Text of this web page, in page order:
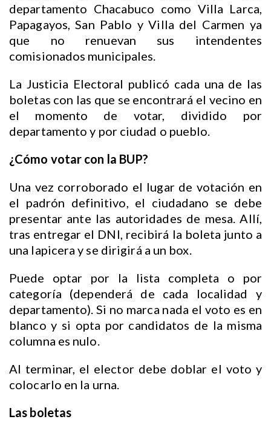
departamento Chacabuco como Villa Larca,
Papagayos, San Pablo y Villa del Carmen ya
que no renuevan sus intendentes
comisionados municipales.
La Justicia Electoral publicó cada una de las
boletas con las que se encontrará el vecino en
el momento de votar, dividido por
departamento y por ciudad o pueblo.
¿Cómo votar con la BUP?
Una vez corroborado el lugar de votación en
el padrón definitivo, el ciudadano se debe
presentar ante las autoridades de mesa. Allí,
tras entregar el DNI, recibirá la boleta junto a
una lapicera y se dirigirá a un box.
Puede optar por la lista completa o por
categoría (dependerá de cada localidad y
departamento). Si no marca nada el voto es en
blanco y si opta por candidatos de la misma
columna es nulo.
Al terminar, el elector debe doblar el voto y
colocarlo en la urna.
Las boletas